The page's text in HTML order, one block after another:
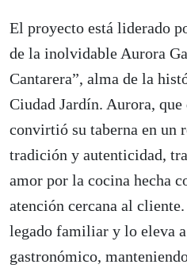
El proyecto está liderado
de la inolvidable Aurora
Cantarera”, alma de la
Ciudad Jardín. Aurora, que
convirtió su taberna en un
tradición y autenticidad,
amor por la cocina hecha
atención cercana al
legado familiar y lo eleva
gastronómico,